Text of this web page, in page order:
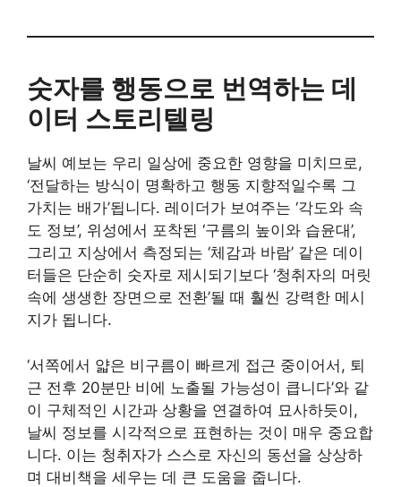
숫자를 행동으로 번역하는 데
이터 스토리텔링
날씨 예보는 우리 일상에 중요한 영향을 미치므로,
‘전달하는 방식이 명확하고 행동 지향적일수록 그
가치는 배가’됩니다. 레이더가 보여주는 ‘각도와 속
도 정보’, 위성에서 포착된 ‘구름의 높이와 습윤대’,
그리고 지상에서 측정되는 ‘체감과 바람’ 같은 데이
터들은 단순히 숫자로 제시되기보다 ‘청취자의 머릿
속에 생생한 장면으로 전환’될 때 훨씬 강력한 메시
지가 됩니다.
‘서쪽에서 얇은 비구름이 빠르게 접근 중이어서, 퇴
근 전후 20분만 비에 노출될 가능성이 큽니다’와 같
이 구체적인 시간과 상황을 연결하여 묘사하듯이,
날씨 정보를 시각적으로 표현하는 것이 매우 중요합
니다. 이는 청취자가 스스로 자신의 동선을 상상하
며 대비책을 세우는 데 큰 도움을 줍니다.